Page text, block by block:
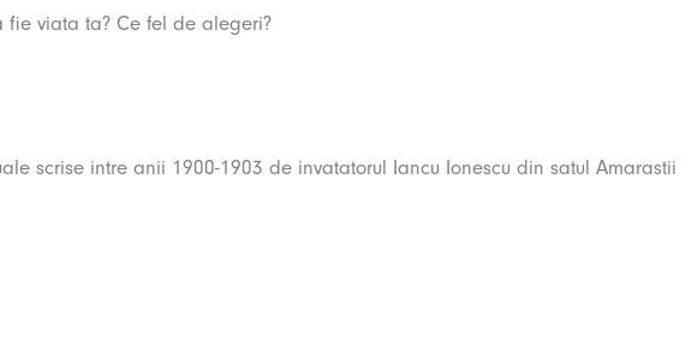
fie viata ta? Ce fel de alegeri?
scrise intre anii 1900-1903 de invatatorul Iancu Ionescu din satul Amarastii